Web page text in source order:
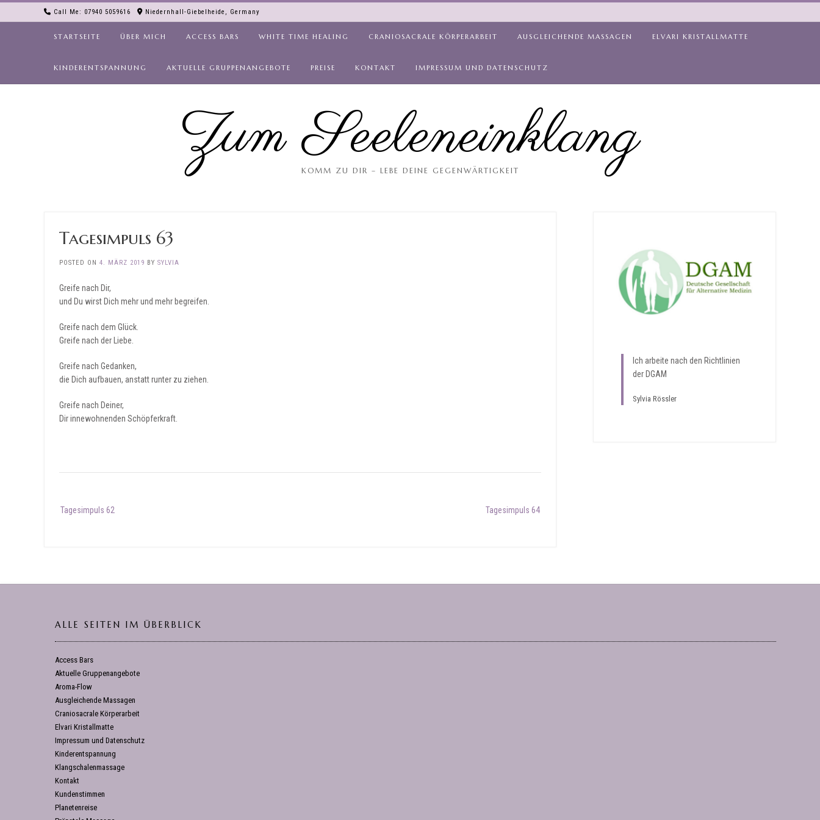
Call Me: 07940 5059616 Niedernhall-Giebelheide, Germany
STARTSEITE ÜBER MICH ACCESS BARS WHITE TIME HEALING CRANIOSACRALE KÖRPERARBEIT AUSGLEICHENDE MASSAGEN ELVARI KRISTALLMATTE
KINDERENTSPANNUNG AKTUELLE GRUPPENANGEBOTE PREISE KONTAKT IMPRESSUM UND DATENSCHUTZ
Zum Seeleneinklang
KOMM ZU DIR – LEBE DEINE GEGENWÄRTIGKEIT
Tagesimpuls 63
POSTED ON 4. MÄRZ 2019 BY SYLVIA
Greife nach Dir,
und Du wirst Dich mehr und mehr begreifen.
Greife nach dem Glück.
Greife nach der Liebe.
Greife nach Gedanken,
die Dich aufbauen, anstatt runter zu ziehen.
Greife nach Deiner,
Dir innewohnenden Schöpferkraft.
navigation
Tagesimpuls 62 Tagesimpuls 64
Ich arbeite nach den Richtlinien
der DGAM
Sylvia Rössler
ALLE SEITEN IM ÜBERBLICK
Access Bars
Aktuelle Gruppenangebote
Aroma-Flow
Ausgleichende Massagen
Craniosacrale Körperarbeit
Elvari Kristallmatte
Impressum und Datenschutz
Kinderentspannung
Klangschalenmassage
Kontakt
Kundenstimmen
Planetenreise